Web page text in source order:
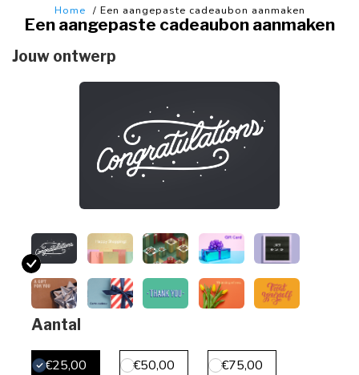
Home / Een aangepaste cadeaubon aanmaken
Een aangepaste cadeaubon aanmaken
Jouw ontwerp
Aantal
€25,00 €50,00 €75,00